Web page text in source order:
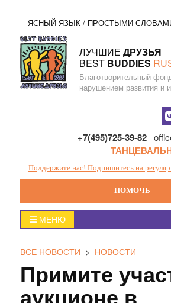
Перейти
к
содержанию
ЯСНЫЙ ЯЗЫК / ПРОСТЫМИ
ЛУЧШИЕ ДРУЗЬЯ
BEST BUDDIES
Благотворительный
нарушением развития и
+7(495)725-39-82
Поддержите нас! Подпишитесь на
ПОМОЧЬ
Главное
меню
МЕНЮ
ВСЕ НОВОСТИ > НОВОСТИ
Примите
аукционе в